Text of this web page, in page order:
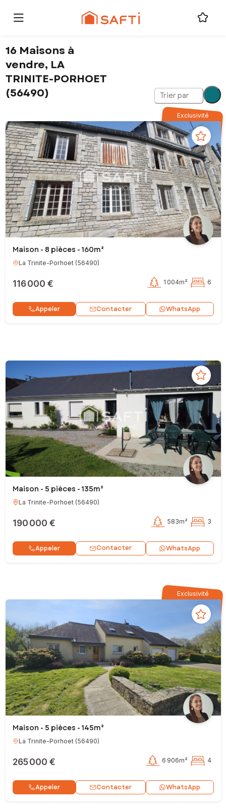
16 Maisons à
vendre, LA
TRINITE-PORHOET
(56490)
Trier par
Exclusivité
Maison - 8 pièces - 160m²
La Trinite-Porhoet(56490)
116 000 € 1 004m² 6
Appeler Contacter WhatsApp
Maison - 5 pièces - 135m²
La Trinite-Porhoet(56490)
190 000 € 583m² 3
Appeler Contacter WhatsApp
Exclusivité
Maison - 5 pièces - 145m²
La Trinite-Porhoet(56490)
265 000 € 6 906m² 4
Appeler Contacter WhatsApp